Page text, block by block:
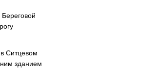
Ситцевом
зданием